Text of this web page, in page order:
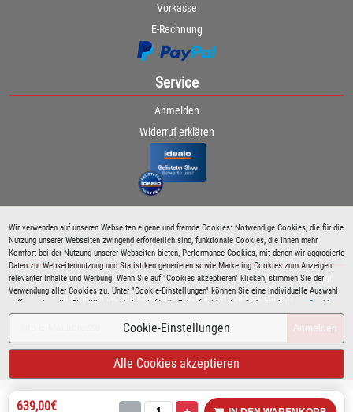
Wir verwenden auf unseren Webseiten eigene und fremde Cookies: Notwendige Cookies, die für die
Nutzung unserer Webseiten zwingend erforderlich sind, funktionale Cookies, die Ihnen mehr
Komfort bei der Nutzung unserer Webseiten bieten, Performance Cookies, mit denen wir aggregierte
Daten zur Webseitennutzung und Statistiken generieren sowie Marketing Cookies zum Anzeigen
relevanter Inhalte und Werbung. Wenn Sie auf "Cookies akzeptieren" klicken, stimmen Sie der
Verwendung aller Cookies zu. Unter "Cookie-Einstellungen" können Sie eine individuelle Auswahl
treffen und erteilte Einwilligungen jederzeit für die Zukunft widerrufen. Siehe auch unsere Cookie
Richtlinie.
Cookie-Einstellungen
Alle Cookies akzeptieren
639,00€
Vorkasse
E-Rechnung
Service
Anmelden
Widerruf erklären
Newsletter
Bleiben Sie immer über spezielle Aktionen sowie Produktneuheiten informiert und
abonnieren Sie den kostenlosen Newsletter von Lutz Langer!